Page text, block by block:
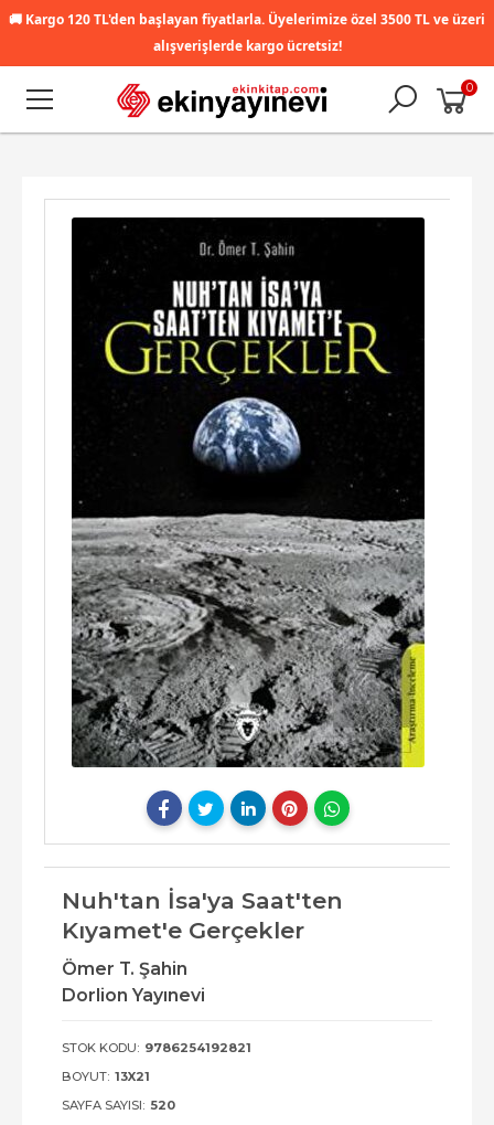
🚚 Kargo 120 TL'den başlayan fiyatlarla. Üyelerimize özel 3500 TL ve üzeri
alışverişlerde kargo ücretsiz!
0
Nuh'tan İsa'ya Saat'ten
Kıyamet'e Gerçekler
Ömer T. Şahin
Dorlion Yayınevi
STOK KODU: 9786254192821
BOYUT: 13X21
SAYFA SAYISI: 520